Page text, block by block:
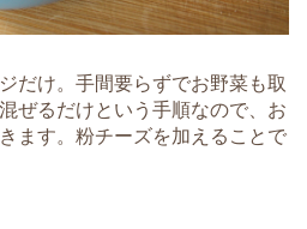
だけ。手間要らずでお野菜も取
ぜるだけという手順なので、お
ます。粉チーズを加えることで